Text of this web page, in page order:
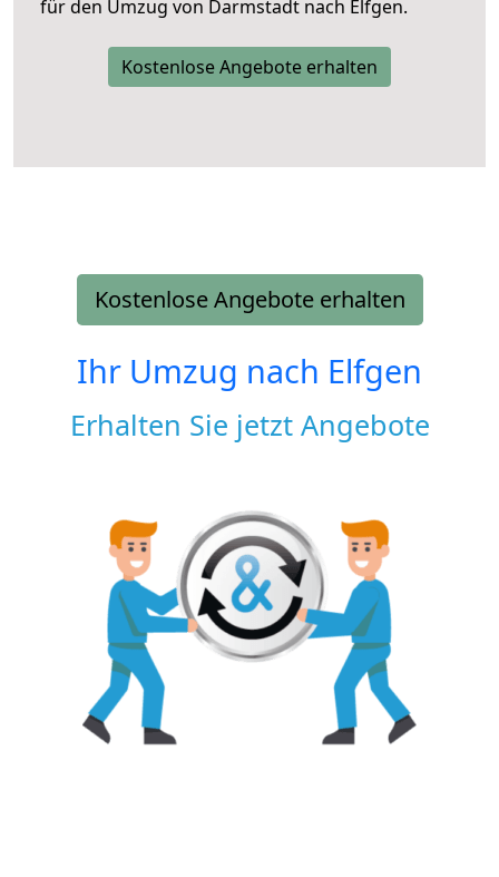
für den Umzug von Darmstadt nach Elfgen.
Kostenlose Angebote erhalten
Kostenlose Angebote erhalten
Ihr Umzug nach Elfgen
Erhalten Sie jetzt Angebote